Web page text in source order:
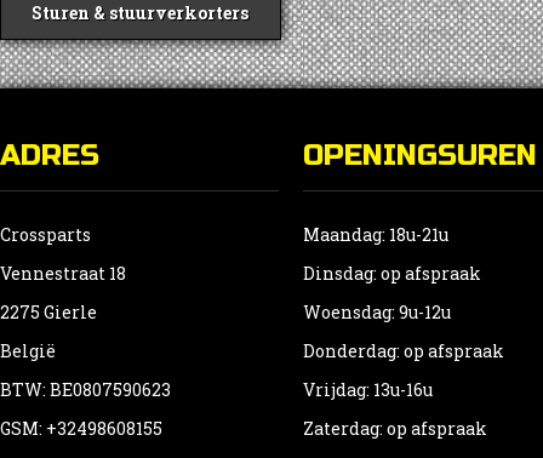
Sturen & stuurverkorters
ADRES
Crossparts
Vennestraat 18
2275 Gierle
België
BTW: BE0807590623
GSM: +32498608155
OPENINGSUREN
Maandag: 18u-21u
Dinsdag: op afspraak
Woensdag: 9u-12u
Donderdag: op afspraak
Vrijdag: 13u-16u
Zaterdag: op afspraak